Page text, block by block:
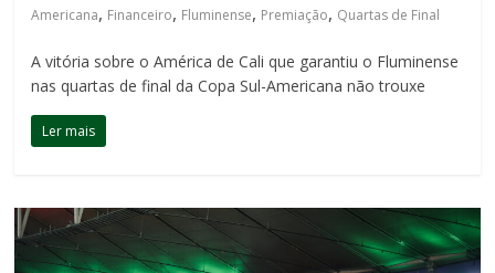
Americana, Financeiro, Fluminense, Premiação, Quartas de Final
A vitória sobre o América de Cali que garantiu o Fluminense
nas quartas de final da Copa Sul-Americana não trouxe
Ler mais